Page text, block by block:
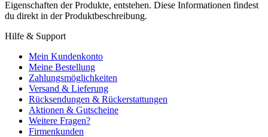
Eigenschaften der Produkte, entstehen. Diese Informationen findest
du direkt in der Produktbeschreibung.
Hilfe & Support
Mein Kundenkonto
Meine Bestellung
Zahlungsmöglichkeiten
Versand & Lieferung
Rücksendungen & Rückerstattungen
Aktionen & Gutscheine
Weitere Fragen?
Firmenkunden